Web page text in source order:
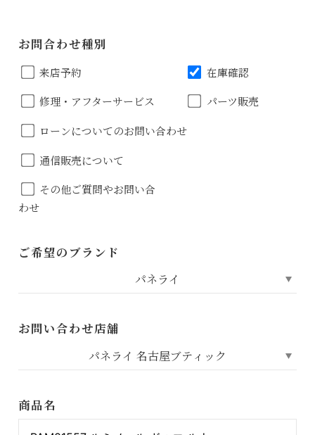
お問合わせ種別
来店予約
在庫確認
修理・アフターサービス
パーツ販売
ローンについてのお問い合わせ
通信販売について
その他ご質問やお問い合
わせ
ご希望のブランド
お問い合わせ店舗
商品名